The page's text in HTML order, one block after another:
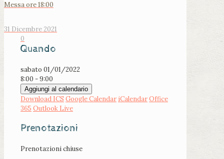
Messa ore 18:00
31 Dicembre 2021
0
Quando
sabato 01/01/2022
8:00 - 9:00
Aggiungi al calendario
Download ICS Google Calendar iCalendarOffice
365 Outlook Live
Prenotazioni
Prenotazioni chiuse